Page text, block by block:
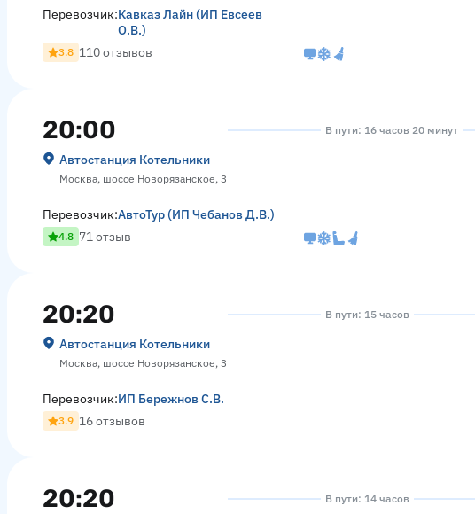
Перевозчик:Кавказ Лайн (ИП Евсеев
О.В.)
3.8 110 отзывов
20:00
Автостанция Котельники
Москва, шоссе Новорязанское, 3
В пути: 16 часов 20 минут
Перевозчик:АвтоТур (ИП Чебанов Д.В.)
4.8 71 отзыв
20:20
Автостанция Котельники
Москва, шоссе Новорязанское, 3
В пути: 15 часов
Перевозчик:ИП Бережнов С.В.
3.9 16 отзывов
20:20 В пути: 14 часов